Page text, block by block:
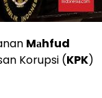
Mаhfud
Korupsi (KPK)